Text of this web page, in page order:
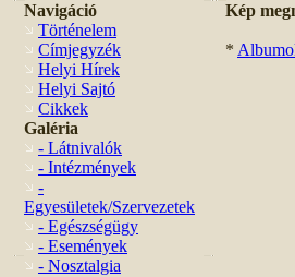
Navigáció
Történelem
Címjegyzék
Helyi Hírek
Helyi Sajtó
Cikkek
Galéria
- Látnivalók
- Intézmények
-
Egyesületek/Szervezetek
- Egészségügy
- Események
- Nosztalgia
Kép
*